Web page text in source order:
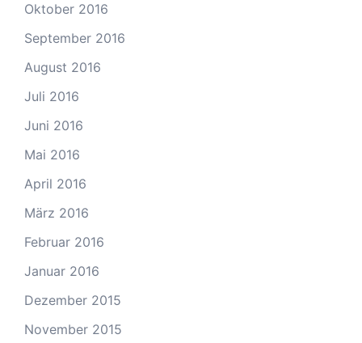
Oktober 2016
September 2016
August 2016
Juli 2016
Juni 2016
Mai 2016
April 2016
März 2016
Februar 2016
Januar 2016
Dezember 2015
November 2015